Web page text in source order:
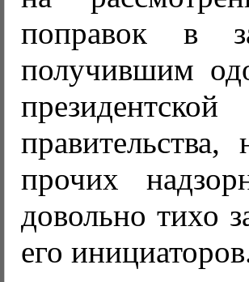
поправок в
получившим
прочих
довольно тихо
его